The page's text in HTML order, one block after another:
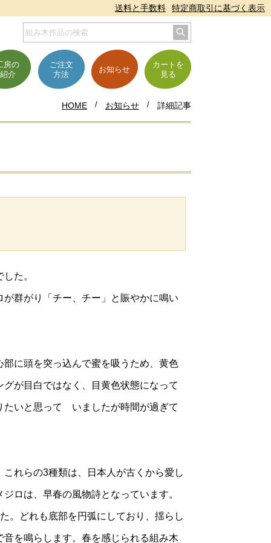
送料と手数料 特定商取引に基づく表示
房の
紹介
ご注文
方法
お知らせ
カートを
見る
HOME お知らせ 詳細記事
た。
群がり「チー、チー」と賑やかに鳴い
に頭を突っ込んで蜜を吸うため、黄色
が目白ではなく、目黄色状態になって
たいと思って いましたが時間が過ぎて
れらの3種類は、日本人が古くから愛し
ロは、早春の風物詩となっています。
。どれも底部を円弧にしており、揺らし
を鳴らします。春を感じられる組み木